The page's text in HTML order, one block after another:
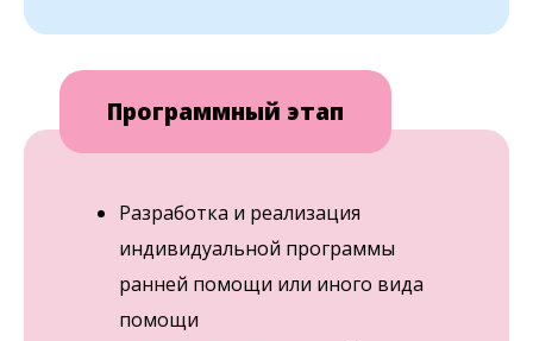
Программный этап
Разработка и реализация
индивидуальной программы
ранней помощи или иного вида
помощи